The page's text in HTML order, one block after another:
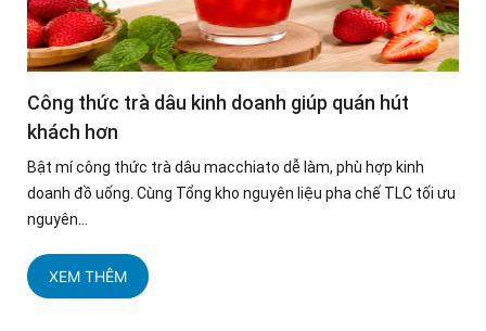
Công thức trà dâu kinh doanh giúp quán hút
khách hơn
Bật mí công thức trà dâu macchiato dễ làm, phù hợp kinh
doanh đồ uống. Cùng Tổng kho nguyên liệu pha chế TLC tối ưu
nguyên...
XEM THÊM